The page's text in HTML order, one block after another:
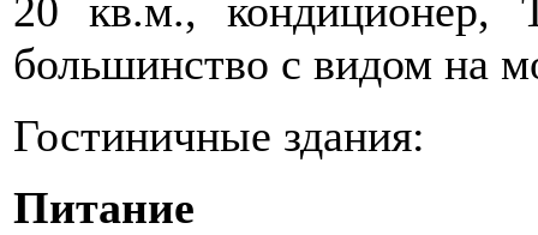
20 кв.м., кондиционер,
большинство с видом на
Гостиничные здания:
Питание